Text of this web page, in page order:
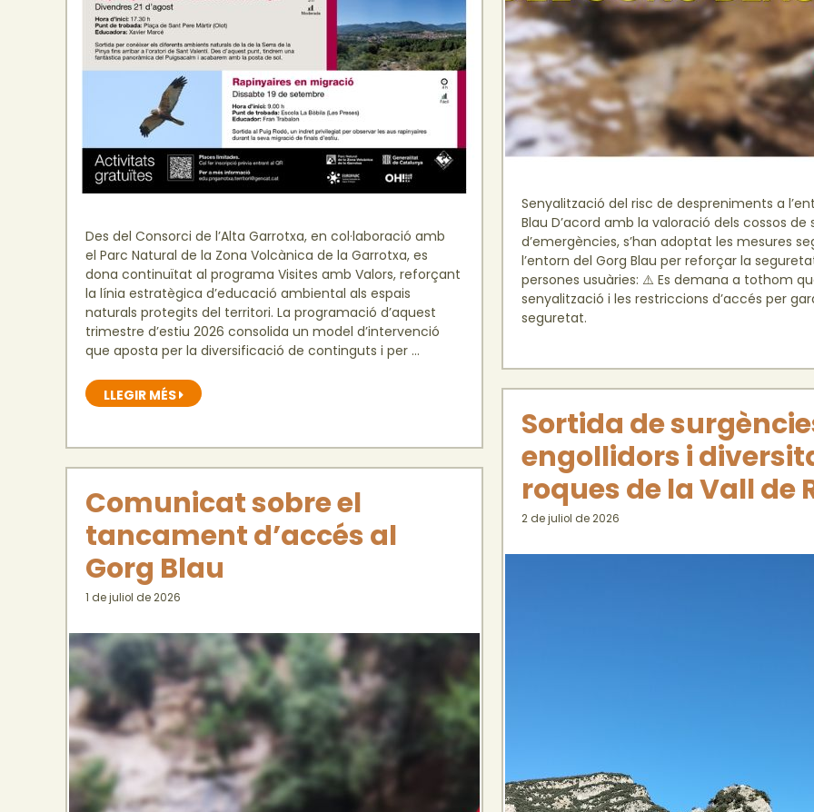
Des del Consorci de l’Alta Garrotxa, en col·laboració amb
el Parc Natural de la Zona Volcànica de la Garrotxa, es
dona continuïtat al programa Visites amb Valors, reforçant
la línia estratègica d’educació ambiental als espais
naturals protegits del territori. La programació d’aquest
trimestre d’estiu 2026 consolida un model d’intervenció
que aposta per la diversificació de continguts i per …
LLEGIR MÉS
Senyalització del risc de despreniments a
Blau D’acord amb la valoració dels cossos
d’emergències, s’han adoptat les mesures
l’entorn del Gorg Blau per reforçar la
persones usuàries: ⚠️ Es demana a tothom
senyalització i les restriccions d’accés per
seguretat.
Sortida de
engollidors i
roques de la Vall de
2 de juliol de 2026
Comunicat sobre el
tancament d’accés al
Gorg Blau
1 de juliol de 2026